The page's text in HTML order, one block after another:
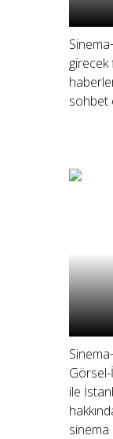
girecek
sohbet
ile
sinema